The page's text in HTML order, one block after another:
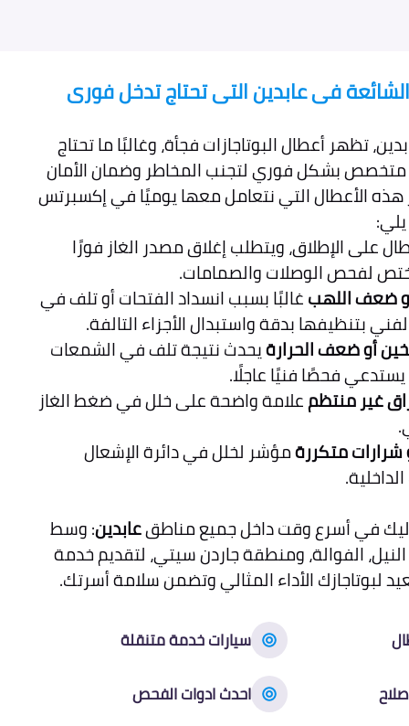
الشائعة فى عابدين التى تحتاج تدخل فورى
تظهر أعطال البوتاجازات فجأة، وغالبًا ما تحتاج
بشكل فوري لتجنب المخاطر وضمان الأمان
هذه الأعطال التي نتعامل معها يوميًا في إكسبرتس
على الإطلاق، ويتطلب إغلاق مصدر الغاز فورًا
لفحص الوصلات والصمامات.
ضعف اللهبغالبًا بسبب انسداد الفتحات أو تلف في
بتنظيفها بدقة واستبدال الأجزاء التالفة.
أو ضعف الحرارةيحدث نتيجة تلف في الشمعات
فحصًا فنيًا عاجلًا.
غير منتظمعلامة واضحة على خلل في ضغط الغاز
متكررةمؤشر لخلل في دائرة الإشعال
في أسرع وقت داخل جميع مناطقعابدين: وسط
النيل، الفوالة، ومنطقة جاردن سيتي، لتقديم خدمة
لبوتاجازك الأداء المثالي وتضمن سلامة أسرتك.
سيارات خدمة متنقلة
احدث ادوات الفحص